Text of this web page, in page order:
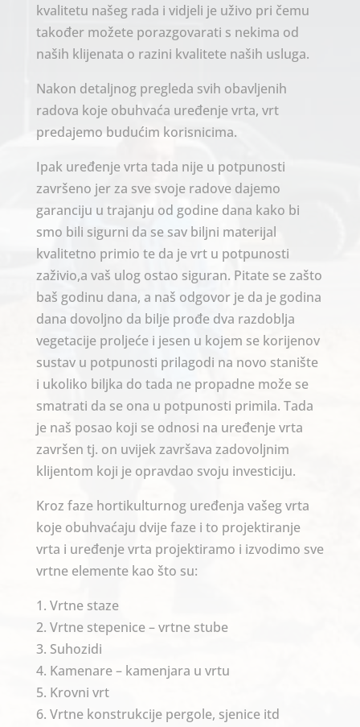
kvalitetu našeg rada i vidjeli je uživo pri čemu
također možete porazgovarati s nekima od
naših klijenata o razini kvalitete naših usluga.
Nakon detaljnog pregleda svih obavljenih
radova koje obuhvaća uređenje vrta, vrt
predajemo budućim korisnicima.
Ipak uređenje vrta tada nije u potpunosti
završeno jer za sve svoje radove dajemo
garanciju u trajanju od godine dana kako bi
smo bili sigurni da se sav biljni materijal
kvalitetno primio te da je vrt u potpunosti
zaživio,a vaš ulog ostao siguran. Pitate se zašto
baš godinu dana, a naš odgovor je da je godina
dana dovoljno da bilje prođe dva razdoblja
vegetacije proljeće i jesen u kojem se korijenov
sustav u potpunosti prilagodi na novo stanište
i ukoliko biljka do tada ne propadne može se
smatrati da se ona u potpunosti primila. Tada
je naš posao koji se odnosi na uređenje vrta
završen tj. on uvijek završava zadovoljnim
klijentom koji je opravdao svoju investiciju.
Kroz faze hortikulturnog uređenja vašeg vrta
koje obuhvaćaju dvije faze i to projektiranje
vrta i uređenje vrta projektiramo i izvodimo sve
vrtne elemente kao što su:
1. Vrtne staze
2. Vrtne stepenice – vrtne stube
3. Suhozidi
4. Kamenare – kamenjara u vrtu
5. Krovni vrt
6. Vrtne konstrukcije pergole, sjenice itd